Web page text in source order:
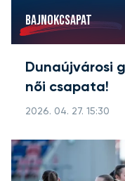
BAJNOKCSAPAT
Dunaújvárosi
női csapata!
2026. 04. 27. 15:30